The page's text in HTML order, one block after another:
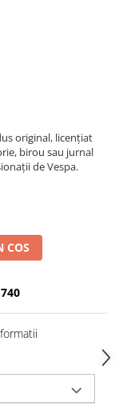
original, licențiat
birou sau jurnal
de Vespa.
COS